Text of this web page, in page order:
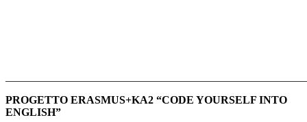
PROGETTO ERASMUS+KA2 “CODE YOURSELF INTO
ENGLISH”